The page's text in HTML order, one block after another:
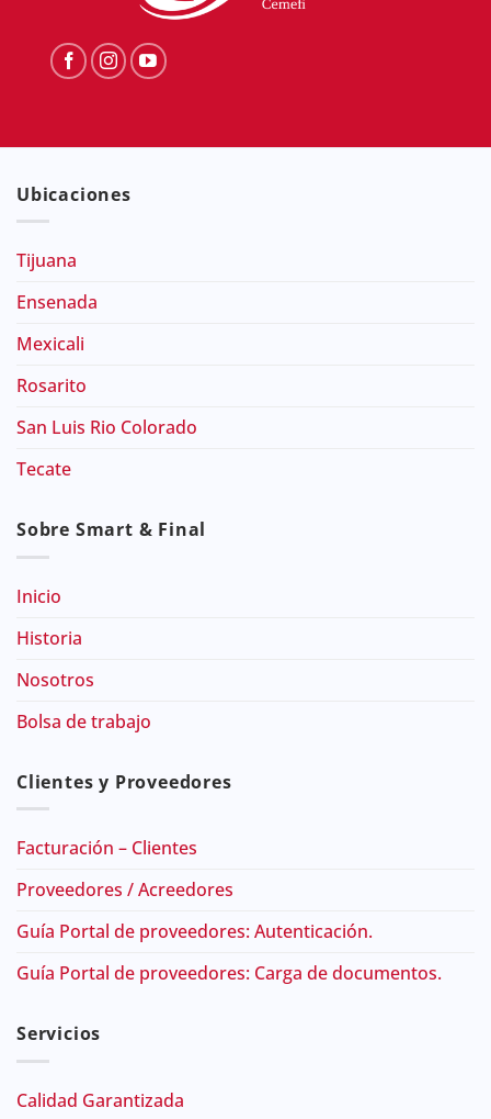
Ubicaciones
Tijuana
Ensenada
Mexicali
Rosarito
San Luis Rio Colorado
Tecate
Sobre Smart & Final
Inicio
Historia
Nosotros
Bolsa de trabajo
Clientes y Proveedores
Facturación – Clientes
Proveedores / Acreedores
Guía Portal de proveedores: Autenticación.
Guía Portal de proveedores: Carga de documentos.
Servicios
Calidad Garantizada